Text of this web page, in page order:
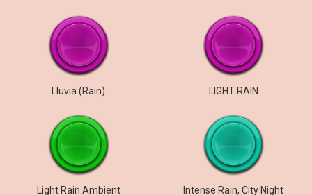
Lluvia (Rain) LIGHT RAIN
Light Rain Ambient Intense Rain, City Night